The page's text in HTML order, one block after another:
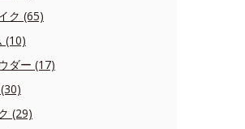
ク (65)
(10)
ダー (17)
(29)